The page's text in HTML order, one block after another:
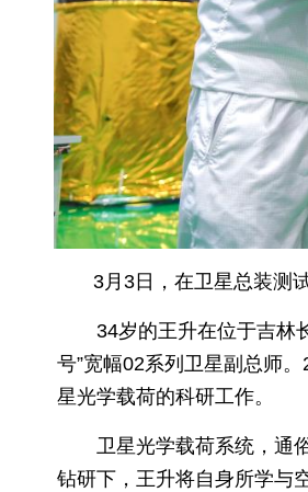
3月3日，在卫星总装测
34岁的王升在位于吉林
号”宽幅02系列卫星副总师
星光学载荷的科研工作。
卫星光学载荷系统，通
钻研下，王升将自身所学与